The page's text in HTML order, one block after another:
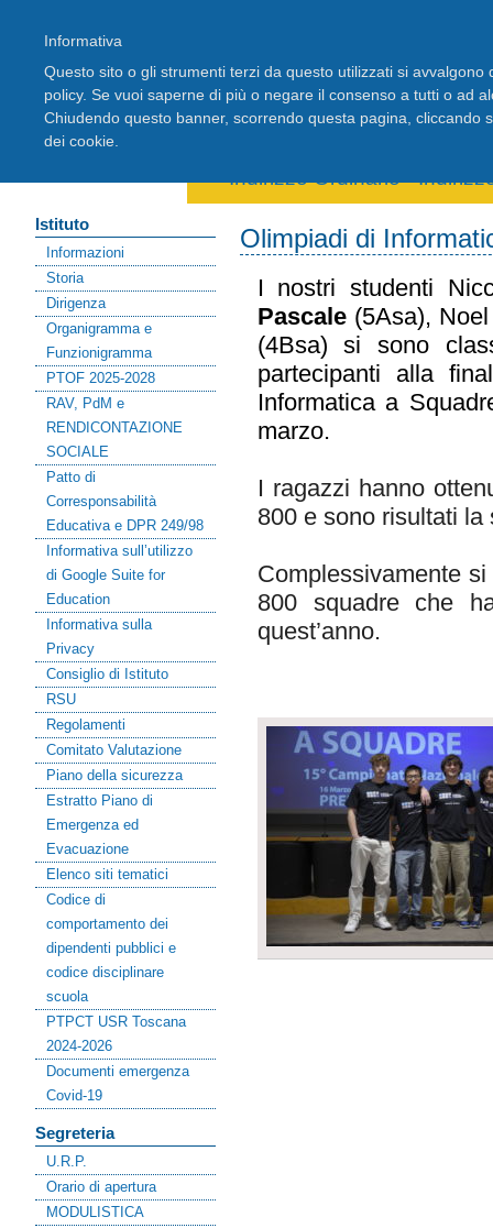
Home Registro Elettronico
Indirizzo Ordinario-
Istituto
Informazioni
Storia
Dirigenza
Organigramma e
Funzionigramma
PTOF 2025-2028
RAV, PdM e
RENDICONTAZIONE
SOCIALE
Patto di
Corresponsabilità
Educativa e DPR 249/98
Informativa sull’utilizzo
di Google Suite for
Education
Informativa sulla
Privacy
Consiglio di Istituto
RSU
Regolamenti
Comitato Valutazione
Piano della sicurezza
Estratto Piano di
Emergenza ed
Evacuazione
Elenco siti tematici
Codice di
comportamento dei
dipendenti pubblici e
codice disciplinare
scuola
PTPCT USR Toscana
2024-2026
Documenti emergenza
Covid-19
Segreteria
U.R.P.
Orario di apertura
MODULISTICA
Olimpiadi di
I nostri studenti
Pascale(5Asa),
(4Bsa) si sono
partecipanti alla
Informatica a
marzo.
I ragazzi hanno
800 e sono risultati
Complessivamente
800 squadre che
quest’anno.
Informativa
Questo sito o gli strumenti terzi da questo utilizzati si
policy. Se vuoi saperne di più o negare il consenso a tutti o ad
Chiudendo questo banner, scorrendo questa pagina, cliccando
dei cookie.